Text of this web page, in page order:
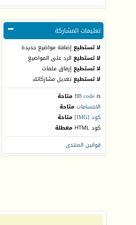
تعليمات المشاركة
لا تستطيعإضافة مواضيع جديدة
لا تستطيع الرد على المواضيع
لا تستطيعإرفاق ملفات
لا تستطيعتعديل مشاركاتك
BB code is
متاحة
الابتساماتمتاحة
كود [IMG]
متاحة
كود HTML
معطلة
قوانين المنتدى